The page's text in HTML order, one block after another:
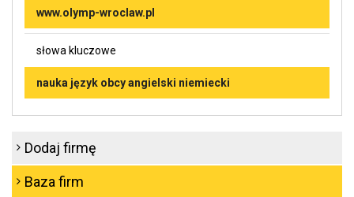
www.olymp-wroclaw.pl
słowa kluczowe
nauka język obcy angielski niemiecki
Dodaj firmę
Baza firm